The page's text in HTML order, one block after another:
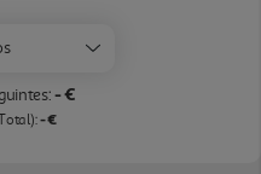
- €
- €